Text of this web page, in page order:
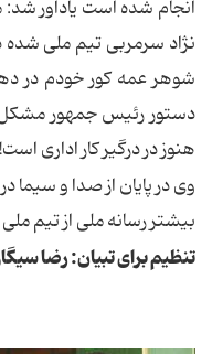
انجام شده است یادآور
نژاد سرمربی تیم ملی
شوهر عمه کور خودم در
دستور رئیس جمهور
هنوز در درگیر کار اداری است!
وی در پایان از صدا و سیما
بیشتر رسانه ملی از تیم
تنظیم برای تبیان: رضا